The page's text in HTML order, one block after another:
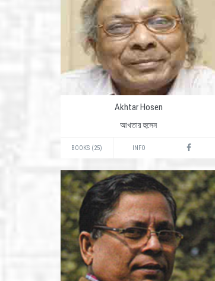
Akhtar Hosen
আখতার হুসেন
BOOKS (25) INFO